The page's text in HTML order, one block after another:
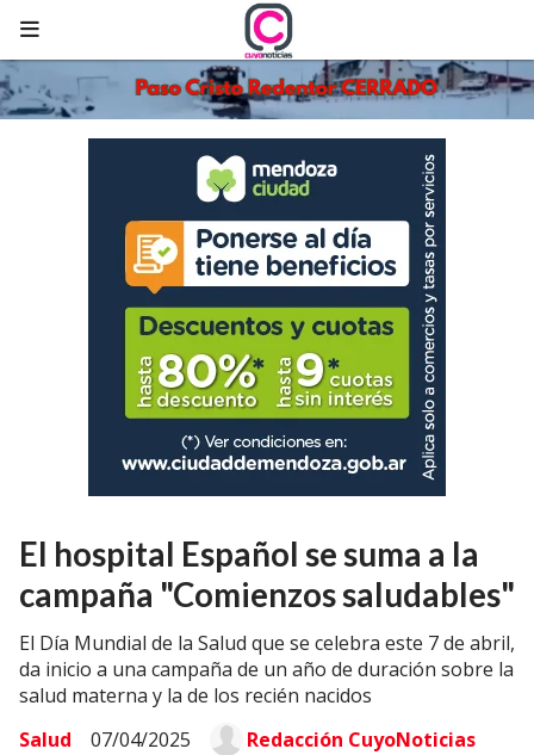
El hospital Español se suma a la
campaña "Comienzos saludables"
El Día Mundial de la Salud que se celebra este 7 de abril,
da inicio a una campaña de un año de duración sobre la
salud materna y la de los recién nacidos
Salud
07/04/2025 Redacción CuyoNoticias